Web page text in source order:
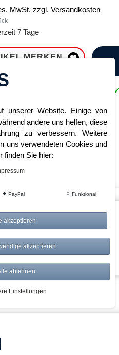
MwSt. zzgl. Versandkosten
7 Tage
MERKEN
Rückgabe
unserer Website. Einige von
andere uns helfen, diese
zu verbessern. Weitere
uns verwendeten Cookies und
finden Sie hier:
PayPal Funktional
akzeptieren
akzeptieren
ablehnen
Einstellungen